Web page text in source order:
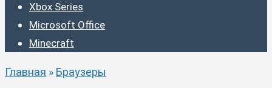
Xbox Series
Microsoft Office
Minecraft
Главная » Браузеры